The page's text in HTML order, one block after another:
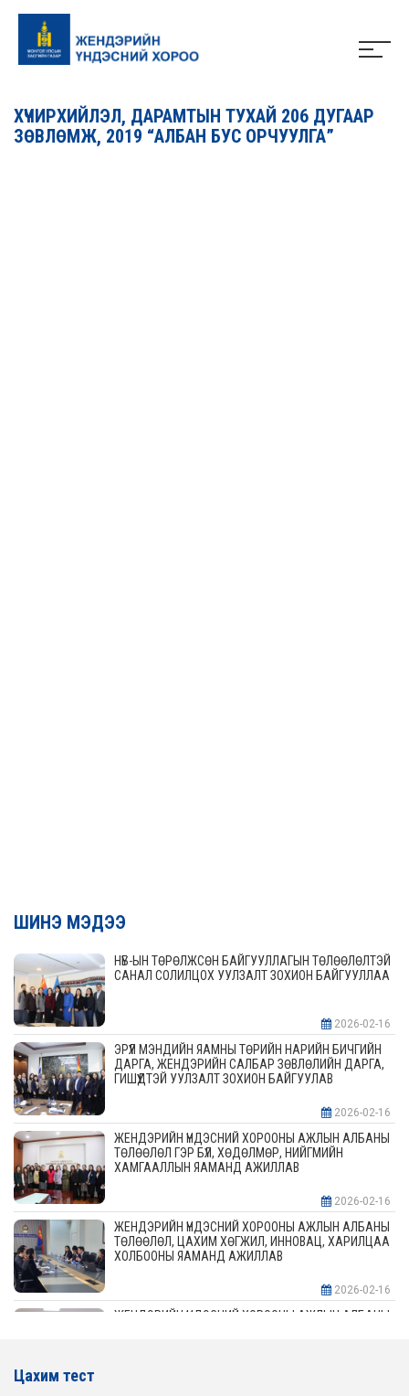
ХҮЧИРХИЙЛЭЛ, ДАРАМТЫН ТУХАЙ 206 ДУГААР
ЗӨВЛӨМЖ, 2019 “АЛБАН БУС ОРЧУУЛГА”
ШИНЭ МЭДЭЭ
НҮБ-ЫН ТӨРӨЛЖСӨН БАЙГУУЛЛАГЫН ТӨЛӨӨЛӨЛТЭЙ
САНАЛ СОЛИЛЦОХ УУЛЗАЛТ ЗОХИОН БАЙГУУЛЛАА
2026-02-16
ЭРҮҮЛ МЭНДИЙН ЯАМНЫ ТӨРИЙН НАРИЙН БИЧГИЙН
ДАРГА, ЖЕНДЭРИЙН САЛБАР ЗӨВЛӨЛИЙН ДАРГА,
ГИШҮҮДТЭЙ УУЛЗАЛТ ЗОХИОН БАЙГУУЛАВ
2026-02-16
ЖЕНДЭРИЙН ҮНДЭСНИЙ ХОРООНЫ АЖЛЫН АЛБАНЫ
ТӨЛӨӨЛӨЛ ГЭР БҮЛ, ХӨДӨЛМӨР, НИЙГМИЙН
ХАМГААЛЛЫН ЯАМАНД АЖИЛЛАВ
2026-02-16
ЖЕНДЭРИЙН ҮНДЭСНИЙ ХОРООНЫ АЖЛЫН АЛБАНЫ
ТӨЛӨӨЛӨЛ, ЦАХИМ ХӨГЖИЛ, ИННОВАЦ, ХАРИЛЦАА
ХОЛБООНЫ ЯАМАНД АЖИЛЛАВ
2026-02-16
ЖЕНДЭРИЙН ҮНДЭСНИЙ ХОРООНЫ АЖЛЫН АЛБАНЫ
Цахим тест